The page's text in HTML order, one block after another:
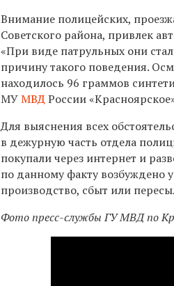
Внимание полицейских,
Советского района, привлек
«При виде патрульных они
причину такого поведения.
находилось 96 граммов
МУМВДРоссии
Для выяснения всех
в дежурную часть отдела
покупали через интернет и
по данному факту возбуждено
производство, сбыт или
Фото пресс-службы ГУ МВД по